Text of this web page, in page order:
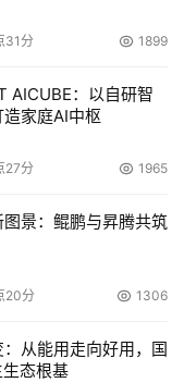
自动化存储设备。
在技术及产品
以支付的起高可靠的
％的企业的雇员人
31分 1899
AICUBE：以自研智
家庭AI中枢
27分 1965
景：鲲鹏与昇腾共筑
20分 1306
从能用走向好用，国
态根基